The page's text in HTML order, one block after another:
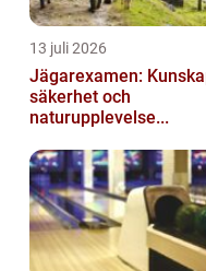
13 juli 2026
Jägarexamen:
säkerhet och
naturupplevelse...